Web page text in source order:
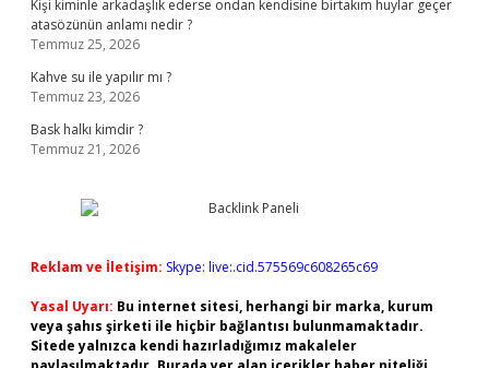
Kişi kiminle arkadaşlık ederse ondan kendisine birtakım huylar geçer
atasözünün anlamı nedir ?
Temmuz 25, 2026
Kahve su ile yapılır mı ?
Temmuz 23, 2026
Bask halkı kimdir ?
Temmuz 21, 2026
Reklam ve İletişim: Skype: live:.cid.575569c608265c69
Yasal Uyarı: Bu internet sitesi, herhangi bir marka, kurum
veya şahıs şirketi ile hiçbir bağlantısı bulunmamaktadır.
Sitede yalnızca kendi hazırladığımız makaleler